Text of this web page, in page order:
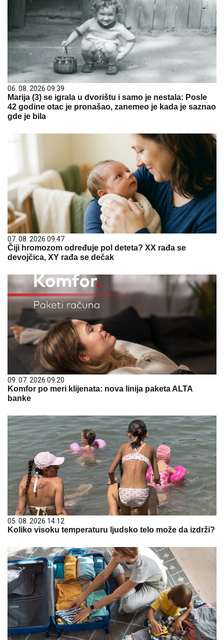
06. 08. 2026 09:39
Marija (3) se igrala u dvorištu i samo je nestala: Posle
42 godine otac je pronašao, zanemeo je kada je saznao
gde je bila
07. 08. 2026 09:47
Čiji hromozom određuje pol deteta? XX rađa se
devojčica, XY rađa se dečak
09. 07. 2026 09:20
Komfor po meri klijenata: nova linija paketa ALTA
banke
05. 08. 2026 14:12
Koliko visoku temperaturu ljudsko telo može da izdrži?